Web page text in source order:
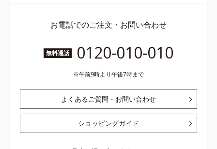
お電話でのご注文・お問い合わせ
無料通話 0120-010-010
午前9時より午後7時まで
よくあるご質問・お問い合わせ
ショッピングガイド